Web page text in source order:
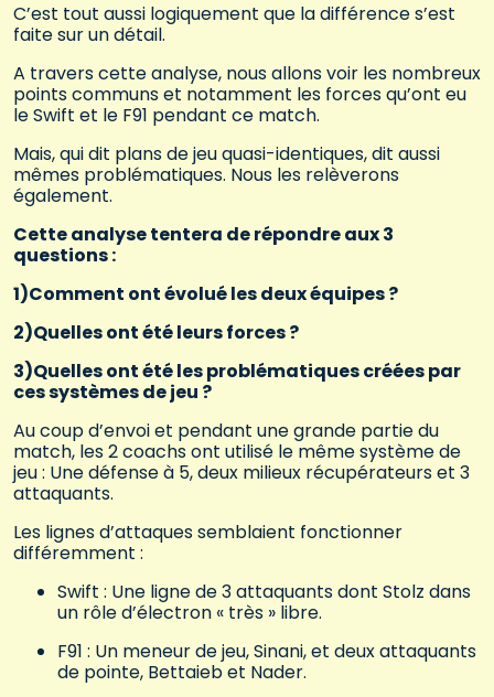
C’est tout aussi logiquement que la différence s’est
faite sur un détail.
A travers cette analyse, nous allons voir les nombreux
points communs et notamment les forces qu’ont eu
le Swift et le F91 pendant ce match.
Mais, qui dit plans de jeu quasi-identiques, dit aussi
mêmes problématiques. Nous les relèverons
également.
Cette analyse tentera de répondre aux 3
questions :
1)Comment ont évolué les deux équipes ?
2)Quelles ont été leurs forces ?
3)Quelles ont été les problématiques créées par
ces systèmes de jeu ?
Au coup d’envoi et pendant une grande partie du
match, les 2 coachs ont utilisé le même système de
jeu : Une défense à 5, deux milieux récupérateurs et 3
attaquants.
Les lignes d’attaques semblaient fonctionner
différemment :
Swift : Une ligne de 3 attaquants dont Stolz dans
un rôle d’électron « très » libre.
F91 : Un meneur de jeu, Sinani, et deux attaquants
de pointe, Bettaieb et Nader.